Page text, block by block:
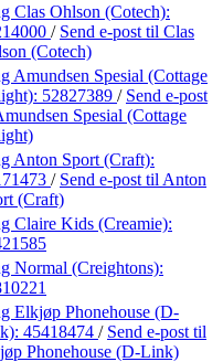
Clas Ohlson (Cotech):
/ Send e-post til Clas
(Cotech)
Amundsen Spesial (Cottage
52827389 / Send e-post
Spesial (Cottage
Anton Sport (Craft):
/ Send e-post til Anton
(Craft)
Claire Kids (Creamie):
Normal (Creightons):
Elkjøp Phonehouse (D-
45418474 / Send e-post til
Phonehouse (D-Link)